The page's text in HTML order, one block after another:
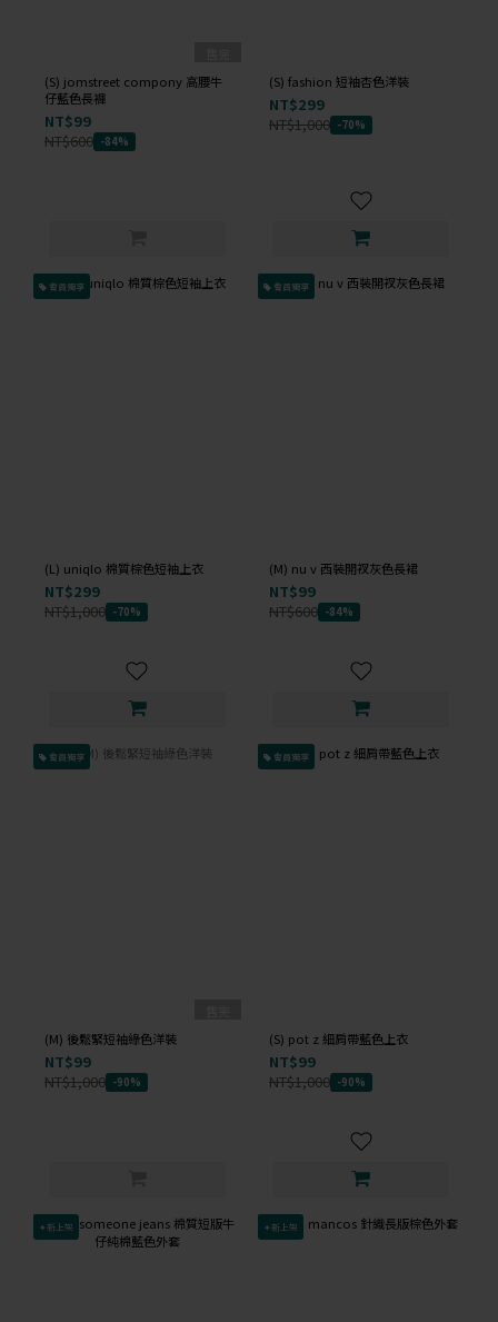
(S) jomstreet compony 高腰牛
仔藍色長褲
NT$99
NT$600 -84%
(S) fashion 短袖杏色洋裝
NT$299
NT$1,000 -70%
會員獨享
(L) uniqlo 棉質棕色短袖上衣
NT$299
NT$1,000 -70%
會員獨享
(M) nu v 西裝開衩灰色長裙
NT$99
NT$600 -84%
會員獨享
(M) 後鬆緊短袖綠色洋裝
NT$99
NT$1,000 -90%
會員獨享
(S) pot z 細肩帶藍色上衣
NT$99
NT$1,000 -90%
✦新上架 ✦新上架